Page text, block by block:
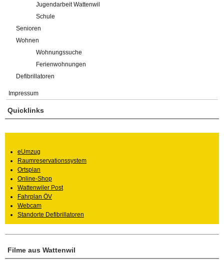
Jugendarbeit Wattenwil
Schule
Senioren
Wohnen
Wohnungssuche
Ferienwohnungen
Defibrillatoren
Impressum
Filme aus Wattenwil
Quicklinks
eUmzug
Raumreservationssystem
Ortsplan
Online-Shop
Wattenwiler Post
Fahrplan ÖV
Webcam
Standorte Defibrillatoren